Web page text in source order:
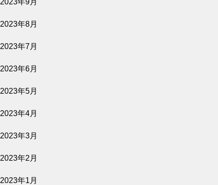
2023年9月
2023年8月
2023年7月
2023年6月
2023年5月
2023年4月
2023年3月
2023年2月
2023年1月